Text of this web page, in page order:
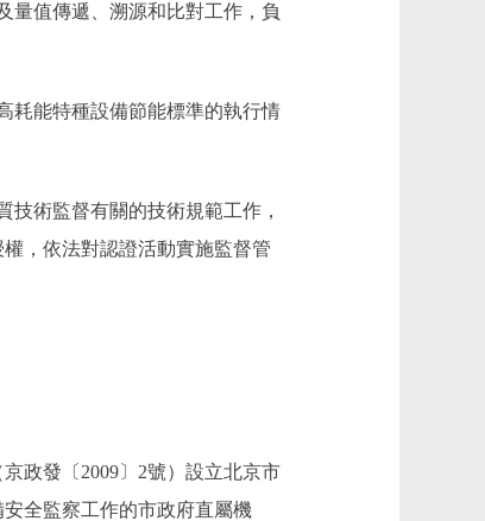
值傳遞、溯源和比對工作，負
能特種設備節能標準的執行情
術監督有關的技術規範工作，
，依法對認證活動實施監督管
政發〔2009〕2號）設立北京市
全監察工作的市政府直屬機